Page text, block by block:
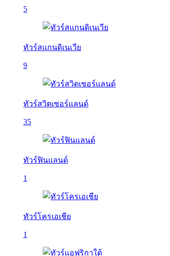
5
ทัวร์สแกนดิเนเวีย
9
ทัวร์สวิตเซอร์แลนด์
35
ทัวร์ฟินแลนด์
1
ทัวร์โครเอเชีย
1